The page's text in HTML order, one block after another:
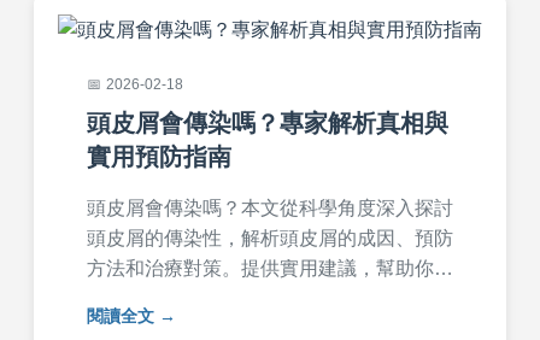
2026-02-18
頭皮屑會傳染嗎？專家解析真相與
實用預防指南
頭皮屑會傳染嗎？本文從科學角度深入探討
頭皮屑的傳染性，解析頭皮屑的成因、預防
方法和治療對策。提供實用建議，幫助你徹
家觀點，適合所有受頭皮屑困擾的讀者參
閱讀全文